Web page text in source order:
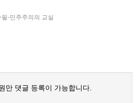
-민주주의의 교실
만 댓글 등록이 가능합니다.